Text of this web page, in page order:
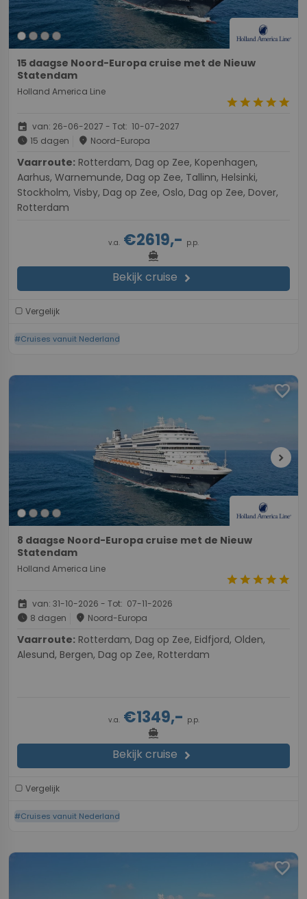
15 daagse Noord-Europa cruise met de Nieuw
Statendam
Holland America Line
starstarstarstarstar
event van: 26-06-2027 - Tot: 10-07-2027
schedule 15 dagen place Noord-Europa
Vaarroute:
Aarhus, Warnemunde, Dag op Zee, Tallinn, Helsinki,
Stockholm, Visby, Dag op Zee, Oslo, Dag op Zee, Dover,
Rotterdam
v.a. €2619,- p.p.
directions_boat
Bekijk cruise chevron_right
Vergelijk
#Cruises vanuit Nederland
favorite
chevron_right
8 daagse Noord-Europa cruise met de Nieuw
Statendam
Holland America Line
starstarstarstarstar
event van: 31-10-2026 - Tot: 07-11-2026
schedule 8 dagen place Noord-Europa
Vaarroute:
Alesund, Bergen, Dag op Zee, Rotterdam
v.a.€1349,- p.p.
directions_boat
Bekijk cruise chevron_right
Vergelijk
#Cruises vanuit Nederland
favorite